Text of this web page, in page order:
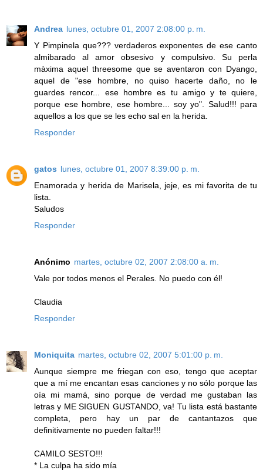
Andrea lunes, octubre 01, 2007 2:08:00 p. m.
Y Pimpinela que??? verdaderos exponentes de ese canto
almibarado al amor obsesivo y compulsivo. Su perla
màxima aquel threesome que se aventaron con Dyango,
aquel de "ese hombre, no quiso hacerte daño, no le
guardes rencor... ese hombre es tu amigo y te quiere,
porque ese hombre, ese hombre... soy yo". Salud!!! para
aquellos a los que se les echo sal en la herida.
Responder
gatos lunes, octubre 01, 2007 8:39:00 p. m.
Enamorada y herida de Marisela, jeje, es mi favorita de tu
lista.
Saludos
Responder
Anónimo martes, octubre 02, 2007 2:08:00 a. m.
Vale por todos menos el Perales. No puedo con él!
Claudia
Responder
Moniquita martes, octubre 02, 2007 5:01:00 p. m.
Aunque siempre me friegan con eso, tengo que aceptar
que a mí me encantan esas canciones y no sólo porque las
oía mi mamá, sino porque de verdad me gustaban las
letras y ME SIGUEN GUSTANDO, va! Tu lista está bastante
completa, pero hay un par de cantantazos que
definitivamente no pueden faltar!!!
CAMILO SESTO!!!
* La culpa ha sido mía